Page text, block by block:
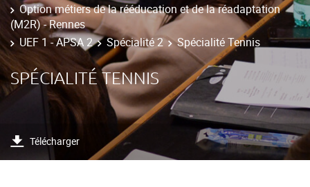
Option métiers de la rééducation et de la réadaptation
(M2R) - Rennes
UEF 1 - APSA 2
Spécialité 2 Spécialité Tennis
SPÉCIALITÉ TENNIS
Télécharger